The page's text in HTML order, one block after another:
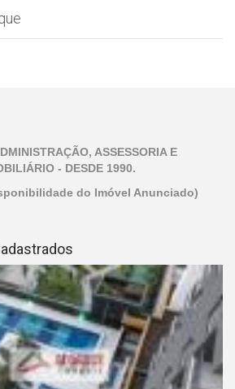
ASSESSORIA E
- DESDE 1990.
do Imóvel Anunciado)